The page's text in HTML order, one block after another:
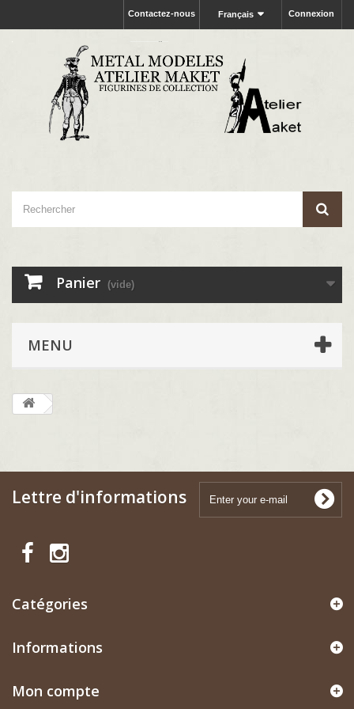
Connexion
Français
Contactez-nous
Panier (vide)
MENU
Lettre d'informations
Catégories
Informations
Mon compte